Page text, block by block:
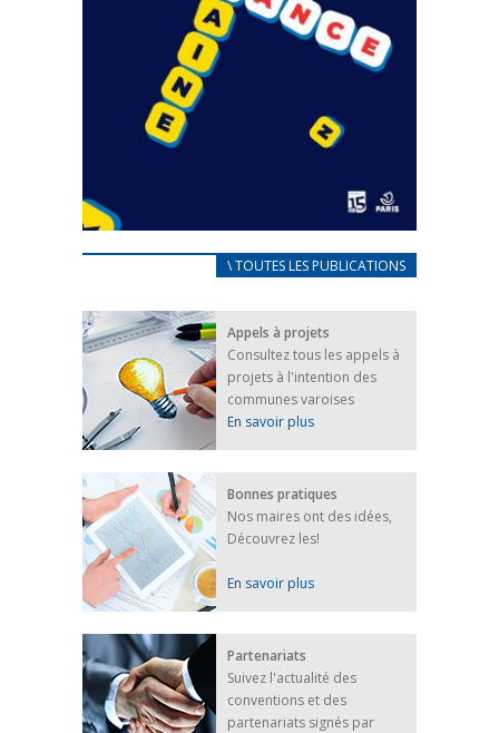
CARNET D’ACCUEIL
25 avril 2022
Afin d’accompagner au mieux les réfugiés
ukrainiens arrivés en France,...
FEUILLETER
\ TOUTES LES PUBLICATIONS
Appels à projets
Consultez tous les appels à
projets à l'intention des
communes varoises
En savoir plus
Bonnes pratiques
Nos maires ont des idées,
Découvrez les!
En savoir plus
Partenariats
Suivez l'actualité des
conventions et des
partenariats signés par